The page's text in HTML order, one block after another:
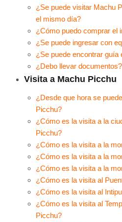
¿Se puede visitar Machu
el mismo día?
¿Cómo puedo comprar el
¿Se puede ingresar con
¿Se puede encontrar guía
¿Debo llevar documentos?
Visita a Machu Picchu
¿Desde que hora se
Picchu?
¿Cómo es la visita a la
Picchu?
¿Cómo es la visita a la
¿Cómo es la visita a la
¿Cómo es la visita a la
¿Cómo es la visita al
¿Cómo es la visita al
¿Cómo es la visita al
Picchu?